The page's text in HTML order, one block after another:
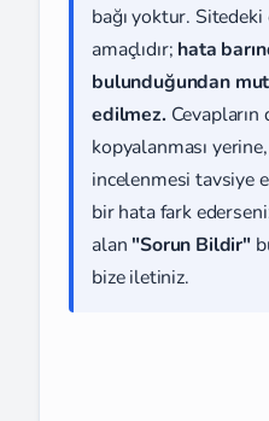
bağı yoktur.
amaçlıdır; hata
bulunduğundan
edilmez.
kopyalanması
incelenmesi tavsiye
bir hata fark
alan "Sorun Bildir"
bize iletiniz.